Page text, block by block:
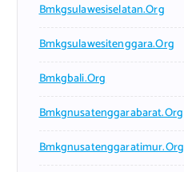
Bmkgsulawesiselatan.org
Bmkgsulawesitenggara.org
Bmkgbali.org
Bmkgnusatenggarabarat.org
Bmkgnusatenggaratimur.org